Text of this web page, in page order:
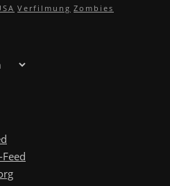
Verfilmung Zombies